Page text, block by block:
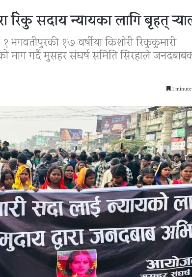
रिंकु सदाय न्यायका लागि बृहत्
भगवतीपुरकी १७ वर्षीया किशोरी रिंकुकुमारी
माग गर्दै मुसहर संघर्ष समिति सिरहाले
1